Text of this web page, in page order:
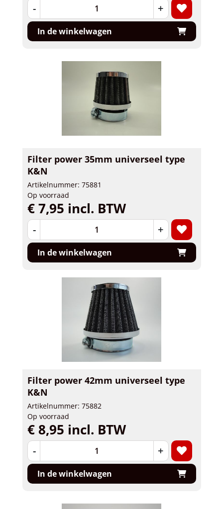
- +
In de winkelwagen
Filter power 35mm universeel type
K&N
Artikelnummer: 75881
Op voorraad
€ 7,95 incl. BTW
- +
In de winkelwagen
Filter power 42mm universeel type
K&N
Artikelnummer: 75882
Op voorraad
€ 8,95 incl. BTW
- +
In de winkelwagen